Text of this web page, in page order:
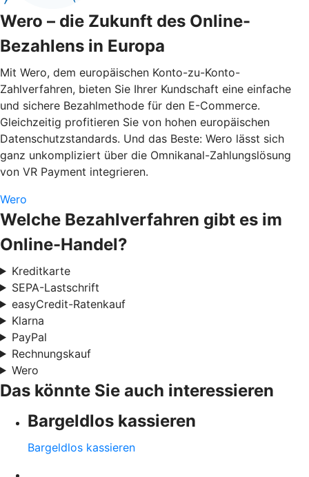
Wero – die Zukunft des Online-
Bezahlens in Europa
Mit Wero, dem europäischen Konto-zu-Konto-
Zahlverfahren, bieten Sie Ihrer Kundschaft eine einfache
und sichere Bezahlmethode für den E-Commerce.
Gleichzeitig profitieren Sie von hohen europäischen
Datenschutzstandards. Und das Beste: Wero lässt sich
ganz unkompliziert über die Omnikanal-Zahlungslösung
von VR Payment integrieren.
Wero
Welche Bezahlverfahren gibt es im
Online-Handel?
Kreditkarte
SEPA-Lastschrift
easyCredit-Ratenkauf
Klarna
PayPal
Rechnungskauf
Wero
Das könnte Sie auch interessieren
Bargeldlos kassieren
Bargeldlos kassieren